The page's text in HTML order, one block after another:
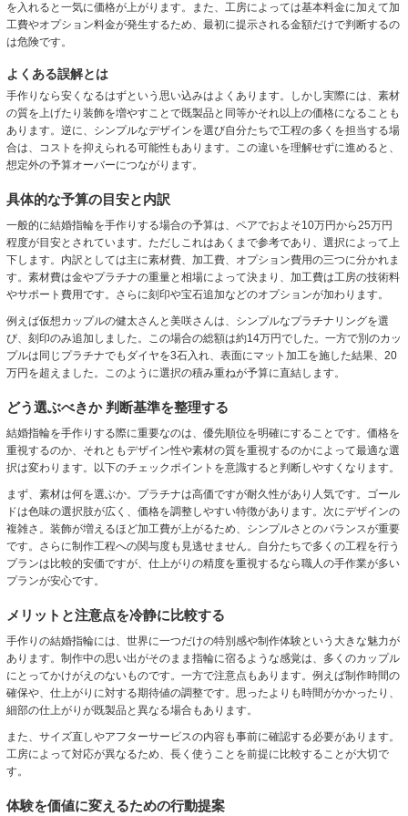
を入れると一気に価格が上がります。また、工房によっては基本料金に加えて加
工費やオプション料金が発生するため、最初に提示される金額だけで判断するの
は危険です。
よくある誤解とは
手作りなら安くなるはずという思い込みはよくあります。しかし実際には、素材
の質を上げたり装飾を増やすことで既製品と同等かそれ以上の価格になることも
あります。逆に、シンプルなデザインを選び自分たちで工程の多くを担当する場
合は、コストを抑えられる可能性もあります。この違いを理解せずに進めると、
想定外の予算オーバーにつながります。
具体的な予算の目安と内訳
一般的に結婚指輪を手作りする場合の予算は、ペアでおよそ10万円から25万円
程度が目安とされています。ただしこれはあくまで参考であり、選択によって上
下します。内訳としては主に素材費、加工費、オプション費用の三つに分かれま
す。素材費は金やプラチナの重量と相場によって決まり、加工費は工房の技術料
やサポート費用です。さらに刻印や宝石追加などのオプションが加わります。
例えば仮想カップルの健太さんと美咲さんは、シンプルなプラチナリングを選
び、刻印のみ追加しました。この場合の総額は約14万円でした。一方で別のカッ
プルは同じプラチナでもダイヤを3石入れ、表面にマット加工を施した結果、20
万円を超えました。このように選択の積み重ねが予算に直結します。
どう選ぶべきか 判断基準を整理する
結婚指輪を手作りする際に重要なのは、優先順位を明確にすることです。価格を
重視するのか、それともデザイン性や素材の質を重視するのかによって最適な選
択は変わります。以下のチェックポイントを意識すると判断しやすくなります。
まず、素材は何を選ぶか。プラチナは高価ですが耐久性があり人気です。ゴール
ドは色味の選択肢が広く、価格を調整しやすい特徴があります。次にデザインの
複雑さ。装飾が増えるほど加工費が上がるため、シンプルさとのバランスが重要
です。さらに制作工程への関与度も見逃せません。自分たちで多くの工程を行う
プランは比較的安価ですが、仕上がりの精度を重視するなら職人の手作業が多い
プランが安心です。
メリットと注意点を冷静に比較する
手作りの結婚指輪には、世界に一つだけの特別感や制作体験という大きな魅力が
あります。制作中の思い出がそのまま指輪に宿るような感覚は、多くのカップル
にとってかけがえのないものです。一方で注意点もあります。例えば制作時間の
確保や、仕上がりに対する期待値の調整です。思ったよりも時間がかかったり、
細部の仕上がりが既製品と異なる場合もあります。
また、サイズ直しやアフターサービスの内容も事前に確認する必要があります。
工房によって対応が異なるため、長く使うことを前提に比較することが大切で
す。
体験を価値に変えるための行動提案